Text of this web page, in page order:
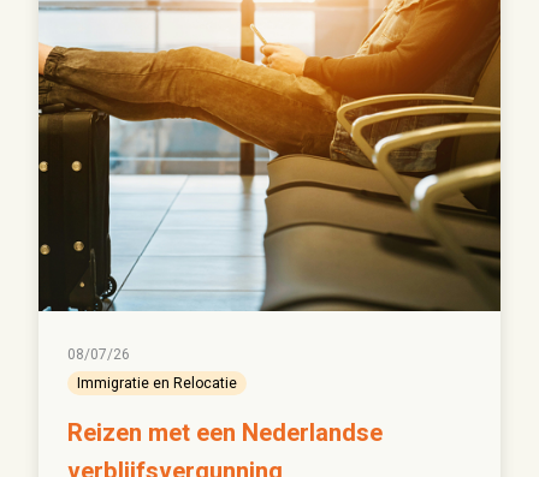
08/07/26
Immigratie en Relocatie
Reizen met een Nederlandse